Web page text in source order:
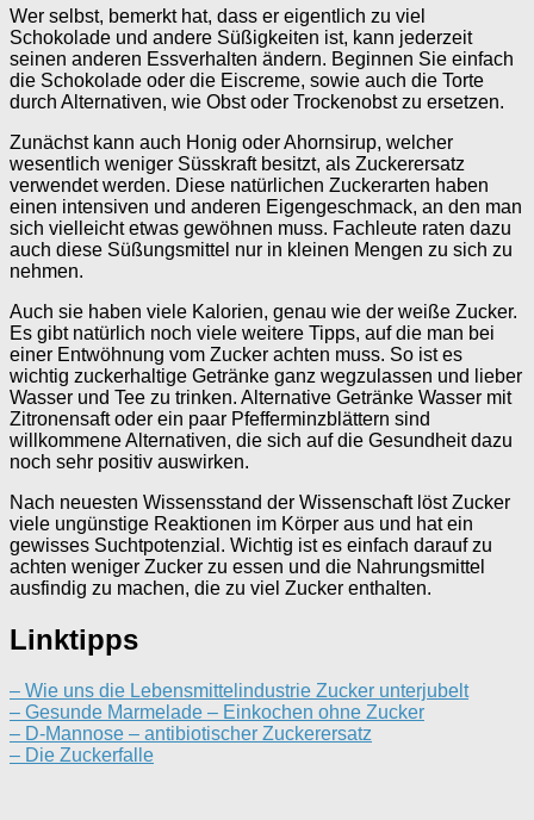
Wer selbst, bemerkt hat, dass er eigentlich zu viel
Schokolade und andere Süßigkeiten ist, kann jederzeit
seinen anderen Essverhalten ändern. Beginnen Sie einfach
die Schokolade oder die Eiscreme, sowie auch die Torte
durch Alternativen, wie Obst oder Trockenobst zu ersetzen.
Zunächst kann auch Honig oder Ahornsirup, welcher
wesentlich weniger Süsskraft besitzt, als Zuckerersatz
verwendet werden. Diese natürlichen Zuckerarten haben
einen intensiven und anderen Eigengeschmack, an den man
sich vielleicht etwas gewöhnen muss. Fachleute raten dazu
auch diese Süßungsmittel nur in kleinen Mengen zu sich zu
nehmen.
Auch sie haben viele Kalorien, genau wie der weiße Zucker.
Es gibt natürlich noch viele weitere Tipps, auf die man bei
einer Entwöhnung vom Zucker achten muss. So ist es
wichtig zuckerhaltige Getränke ganz wegzulassen und lieber
Wasser und Tee zu trinken. Alternative Getränke Wasser mit
Zitronensaft oder ein paar Pfefferminzblättern sind
willkommene Alternativen, die sich auf die Gesundheit dazu
noch sehr positiv auswirken.
Nach neuesten Wissensstand der Wissenschaft löst Zucker
viele ungünstige Reaktionen im Körper aus und hat ein
gewisses Suchtpotenzial. Wichtig ist es einfach darauf zu
achten weniger Zucker zu essen und die Nahrungsmittel
ausfindig zu machen, die zu viel Zucker enthalten.
Linktipps
– Wie uns die Lebensmittelindustrie Zucker unterjubelt
– Gesunde Marmelade – Einkochen ohne Zucker
– D-Mannose – antibiotischer Zuckerersatz
– Die Zuckerfalle